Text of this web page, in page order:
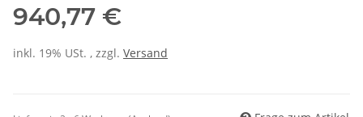
940,77 €
inkl. 19% USt. , zzgl. Versand